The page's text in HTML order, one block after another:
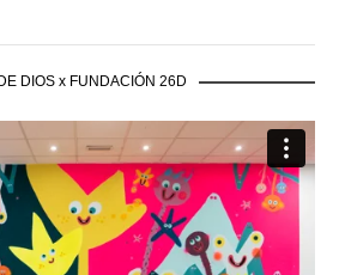
DIOS x FUNDACIÓN 26D